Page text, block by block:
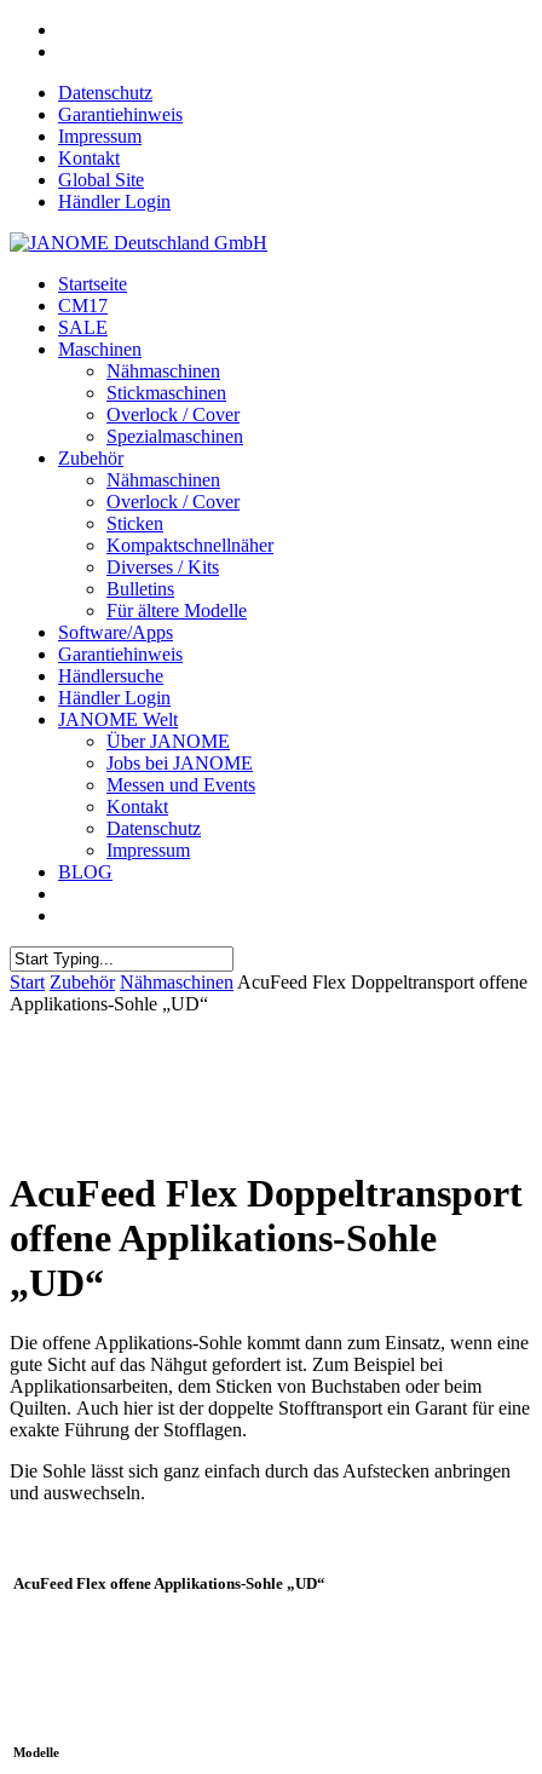
Datenschutz
Garantiehinweis
Impressum
Kontakt
Global Site
Händler Login
Startseite
CM17
SALE
Maschinen
Nähmaschinen
Stickmaschinen
Overlock / Cover
Spezialmaschinen
Zubehör
Nähmaschinen
Overlock / Cover
Sticken
Kompaktschnellnäher
Diverses / Kits
Bulletins
Für ältere Modelle
Software/Apps
Garantiehinweis
Händlersuche
Händler Login
JANOME Welt
Über JANOME
Jobs bei JANOME
Messen und Events
Kontakt
Datenschutz
Impressum
BLOG
Start Zubehör Nähmaschinen AcuFeed Flex Doppeltransport offene
Applikations-Sohle „UD“
AcuFeed Flex Doppeltransport
offene Applikations-Sohle
„UD“
Die offene Applikations-Sohle kommt dann zum Einsatz, wenn eine
gute Sicht auf das Nähgut gefordert ist. Zum Beispiel bei
Applikationsarbeiten, dem Sticken von Buchstaben oder beim
Quilten. Auch hier ist der doppelte Stofftransport ein Garant für eine
exakte Führung der Stofflagen.
Die Sohle lässt sich ganz einfach durch das Aufstecken anbringen
und auswechseln.
AcuFeed Flex offene Applikations-Sohle „UD“
Modelle